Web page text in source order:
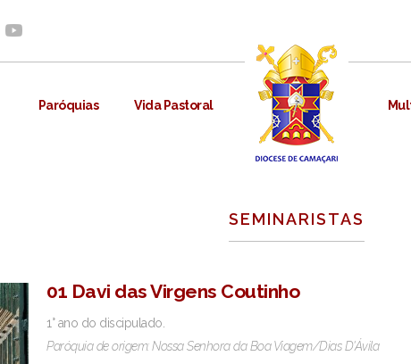
Paróquias Vida Pastoral
SEMINARISTAS
01 Davi das Virgens Coutinho
1° ano do discipulado.
Paróquia de origem: Nossa Senhora da Boa Viagem/Dias D'Ávila